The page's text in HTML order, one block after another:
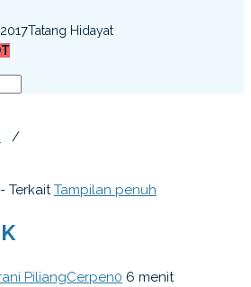
Tatang Hidayat
/
Terkait Tampilan penuh
PiliangCerpen0 6 menit